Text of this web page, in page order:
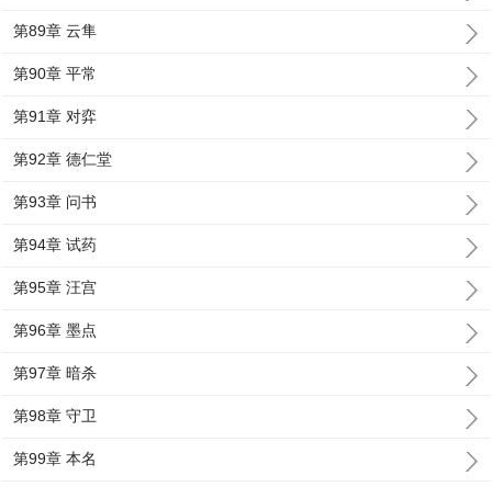
第89章 云隼
第90章 平常
第91章 对弈
第92章 德仁堂
第93章 问书
第94章 试药
第95章 汪宫
第96章 墨点
第97章 暗杀
第98章 守卫
第99章 本名